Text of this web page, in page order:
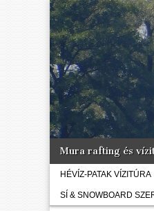
… vízitúra
szervezés,
vadvíz,
kajakoktatás,
kajak-kenu
bolt,
vidraságok…
Main
menu
Skip
content
Mura rafting és
Sub
menu
HÉVÍZ-PATAK VÍZITÚRA
SÍ & SNOWBOARD